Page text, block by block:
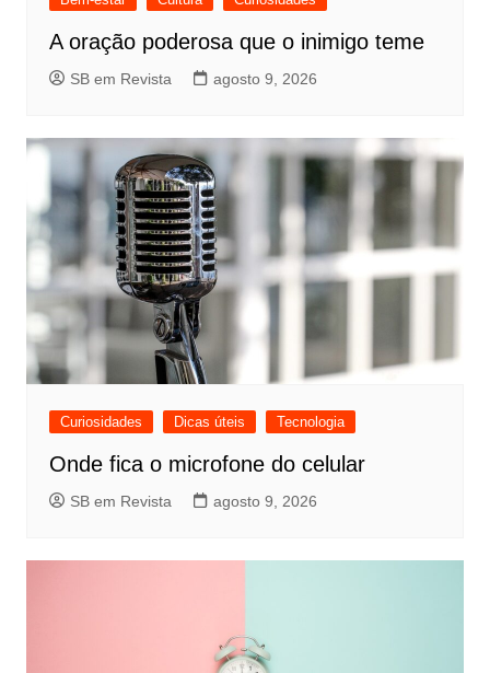
A oração poderosa que o inimigo teme
SB em Revista agosto 9, 2026
Curiosidades Dicas úteis Tecnologia
Onde fica o microfone do celular
SB em Revista agosto 9, 2026